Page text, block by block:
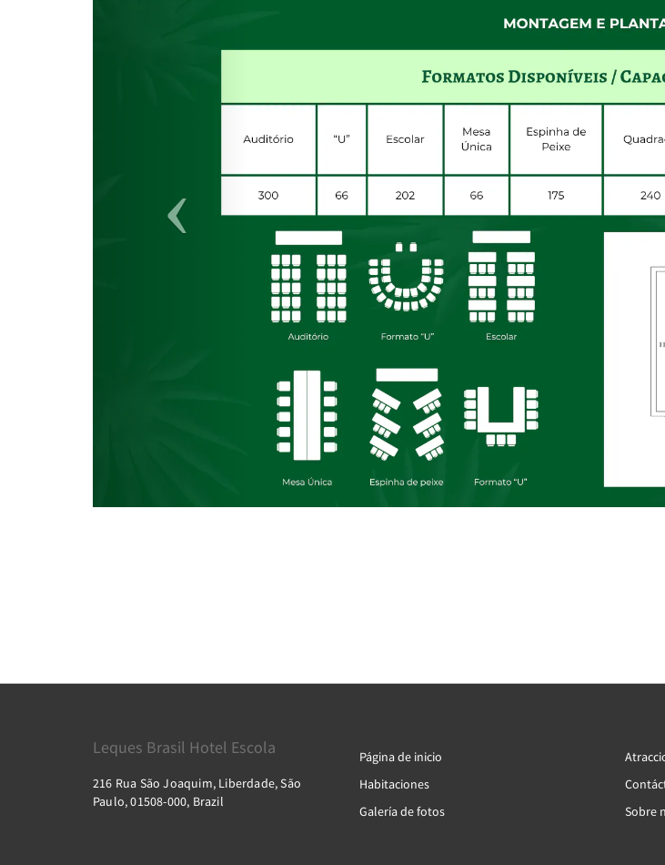
Leques Brasil Hotel Escola
216 Rua São Joaquim, Liberdade, São
Paulo, 01508-000, Brazil
Página de inicio
Habitaciones
Galería de fotos
Sobre